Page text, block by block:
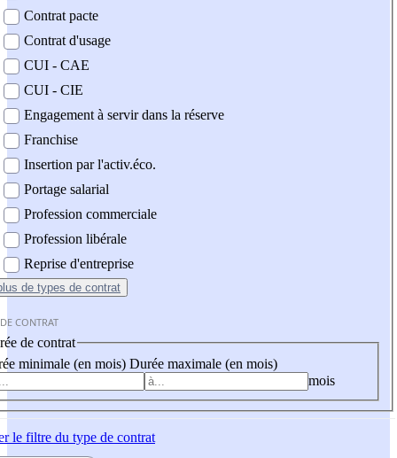
Contrat pacte
Contrat d'usage
CUI - CAE
CUI - CIE
Engagement à servir dans la réserve
Franchise
Insertion par l'activ.éco.
Portage salarial
Profession commerciale
Profession libérale
Reprise d'entreprise
de types de contrat
CONTRAT
de contrat
minimale (en mois) Durée maximale (en mois)
mois
le filtre du type de contrat